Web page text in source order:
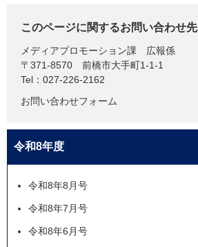
このページに関するお問い合わせ先
メディアプロモーション課
広報係
〒371-8570
前橋市大手町1-1-1
Tel：027-226-2162
お問い合わせフォーム
令和8年度
令和8年8月号
令和8年7月号
令和8年6月号